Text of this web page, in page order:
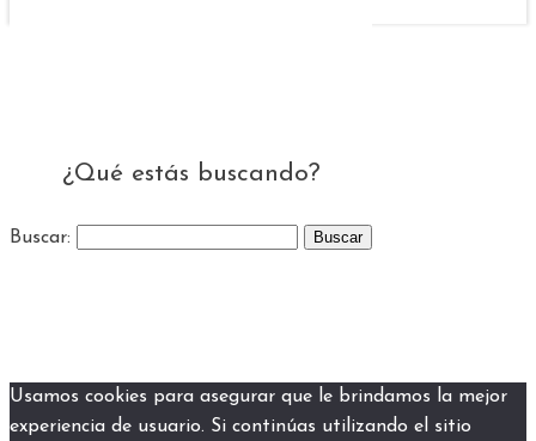
¿Qué estás buscando?
Buscar:
Usamos cookies para asegurar que le brindamos la mejor
experiencia de usuario. Si continúas utilizando el sitio